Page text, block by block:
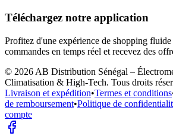
Téléchargez notre application
Profitez d'une expérience de shopping
commandes en temps réel et recevez des
© 2026 AB Distribution Sénégal –
Climatisation & High-Tech. Tous droits
Livraison et expédition•Termes et conditions
de remboursement•Politique de
compte